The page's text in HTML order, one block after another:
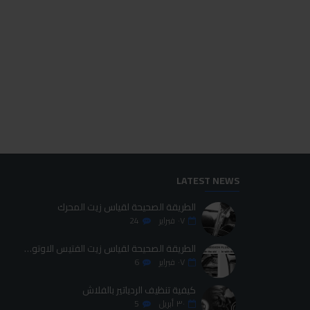
LATEST NEWS
الطريقة الصحيحة لقياس زيت المحرك
٠٧ فبراير 24
الطريقة الصحيحة لقياس زيت الفتيس الاوتوماتيك
٠٧ فبراير 6
كيفية تنظيف الردياتير بالفلاش
٣٠ أبريل 5